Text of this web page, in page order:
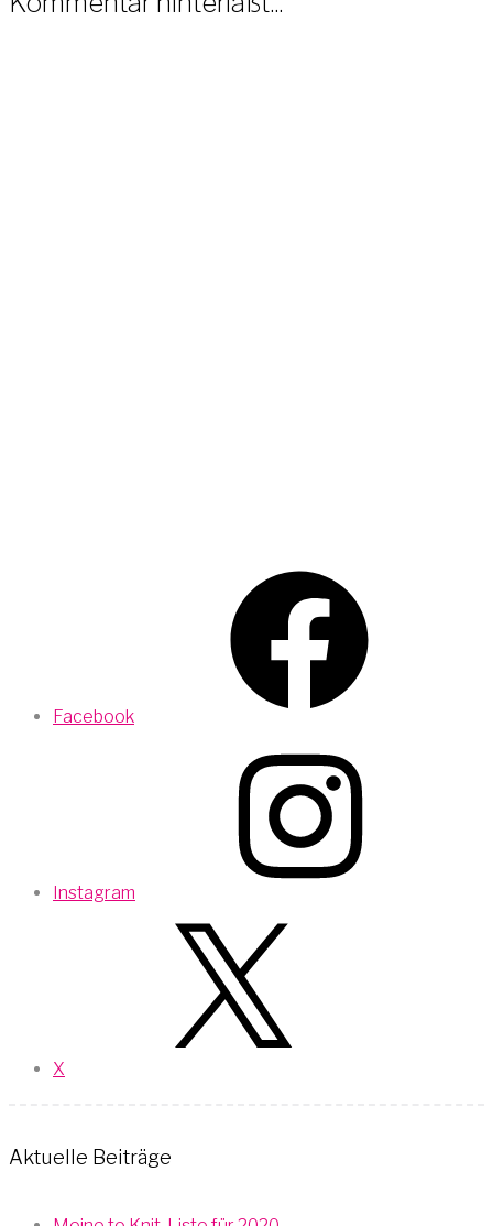
Facebook
Instagram
X
Aktuelle Beiträge